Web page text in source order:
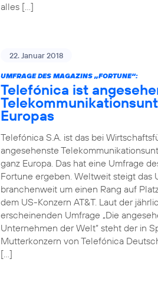
alles […]
22. Januar 2018
UMFRAGE DES MAGAZINS „FORTUNE“:
Telefónica ist
Europas
Telefónica S.A. ist das bei
angesehenste
ganz Europa. Das hat eine Umfrage
Fortune ergeben. Weltweit steigt das
branchenweit um einen Rang auf
dem US-Konzern AT&T. Laut der
erscheinenden Umfrage „Die
Unternehmen der Welt“ steht der in
Mutterkonzern von Telefónica
[…]